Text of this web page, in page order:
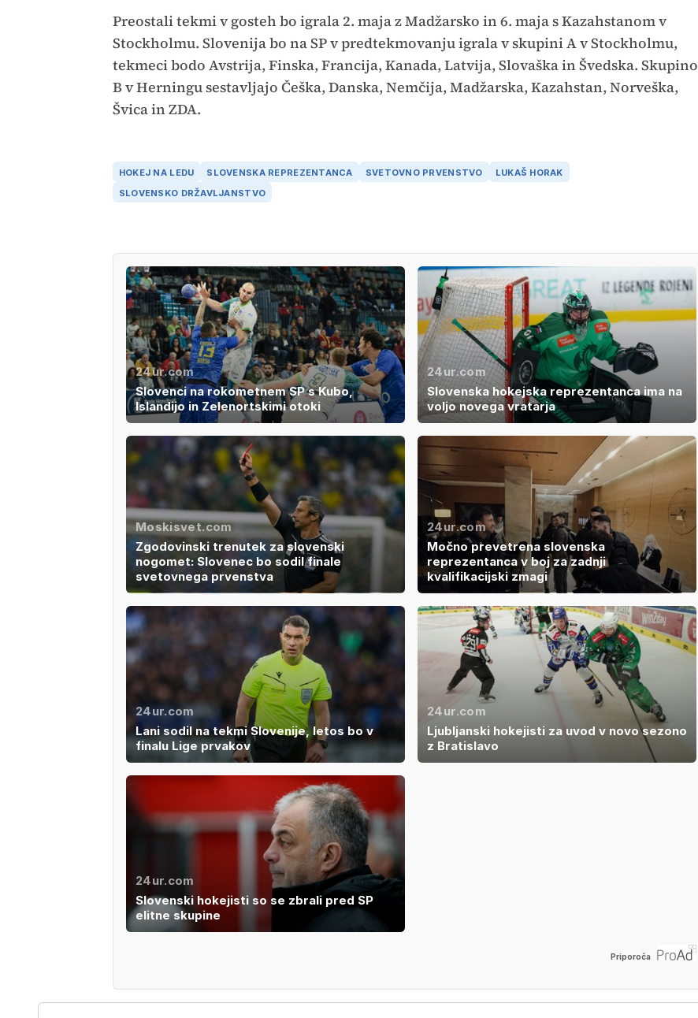
Preostali tekmi v gosteh bo igrala 2. maja z Madžarsko in 6. maja s Kazahstanom v
Stockholmu. Slovenija bo na SP v predtekmovanju igrala v skupini A v Stockholmu,
tekmeci bodo Avstrija, Finska, Francija, Kanada, Latvija, Slovaška in Švedska. Skupino
B v Herningu sestavljajo Češka, Danska, Nemčija, Madžarska, Kazahstan, Norveška,
Švica in ZDA.
HOKEJ NA LEDU SLOVENSKA REPREZENTANCA SVETOVNO PRVENSTVO
LUKAŠ HORAK
SLOVENSKO DRŽAVLJANSTVO
24ur.com
Slovenci na rokometnem SP s Kubo,
Islandijo in Zelenortskimi otoki
24ur.com
Slovenska hokejska reprezentanca ima na
voljo novega vratarja
Moskisvet.com
Zgodovinski trenutek za slovenski
nogomet: Slovenec bo sodil finale
svetovnega prvenstva
24ur.com
Močno prevetrena slovenska
reprezentanca v boj za zadnji
kvalifikacijski zmagi
24ur.com
Lani sodil na tekmi Slovenije, letos bo v
finalu Lige prvakov
24ur.com
Ljubljanski hokejisti za uvod v novo sezono
z Bratislavo
24ur.com
Slovenski hokejisti so se zbrali pred SP
elitne skupine
Priporoča